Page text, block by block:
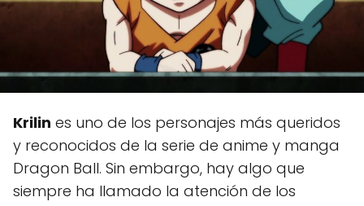
Krilin es uno de los personajes más queridos
y reconocidos de la serie de anime y manga
Dragon Ball. Sin embargo, hay algo que
siempre ha llamado la atención de los